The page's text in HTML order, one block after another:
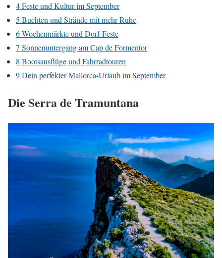
4Feste und Kultur im September
5 Buchten und Strände mit mehr Ruhe
6Wochenmärkte und Dorf-Feste
7 Sonnenuntergang am Cap de Formentor
8 Bootsausflüge und Fahrradtouren
9Dein perfekter Mallorca-Urlaub im September
Die Serra de Tramuntana